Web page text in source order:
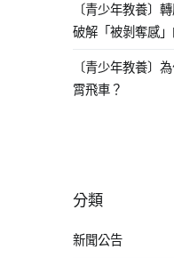
〔青少年教養〕
破解「被剝奪感
〔青少年教養〕
霄飛車？
分類
新聞公告